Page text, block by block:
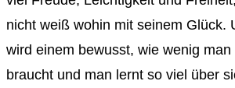
nicht weiß wohin mit seinem Glück.
wird einem bewusst, wie wenig man
braucht und man lernt so viel über